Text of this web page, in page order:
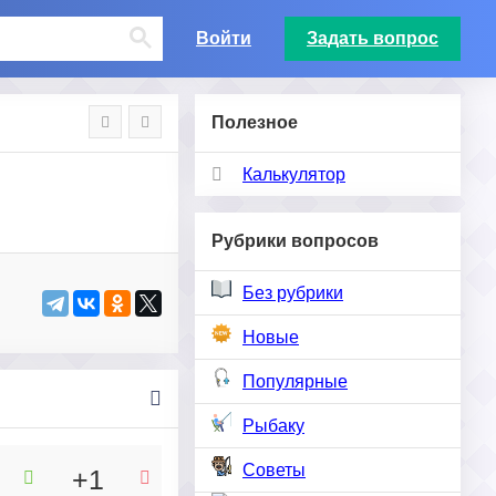
Войти Задать вопрос
Полезное
Калькулятор
Рубрики вопросов
Без рубрики
Новые
Популярные
Рыбаку
Советы
+1